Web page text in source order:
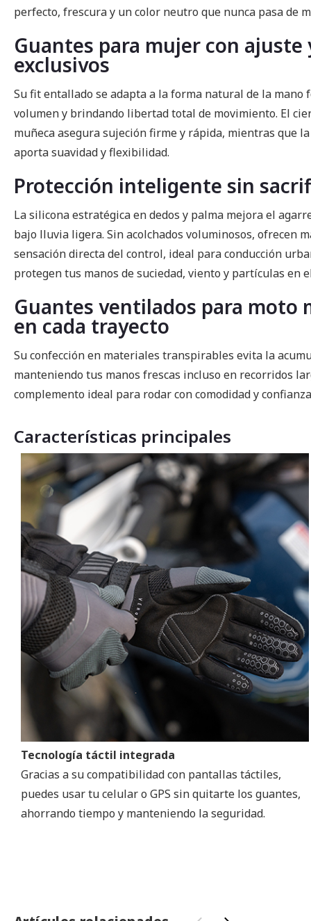
perfecto, frescura y un color neutro que nunca pasa de
Guantes para mujer con ajuste
exclusivos
Su fit entallado se adapta a la forma natural de la mano
volumen y brindando libertad total de movimiento. El
muñeca asegura sujeción firme y rápida, mientras que
aporta suavidad y flexibilidad.
Protección inteligente sin
La silicona estratégica en dedos y palma mejora el
bajo lluvia ligera. Sin acolchados voluminosos, ofrecen
sensación directa del control, ideal para conducción
protegen tus manos de suciedad, viento y partículas en
Guantes ventilados para moto
en cada trayecto
Su confección en materiales transpirables evita la
manteniendo tus manos frescas incluso en recorridos
complemento ideal para rodar con comodidad y
Características principales
Tecnología táctil integrada
Gracias a su compatibilidad con pantallas táctiles,
puedes usar tu celular o GPS sin quitarte los guantes,
ahorrando tiempo y manteniendo la seguridad.